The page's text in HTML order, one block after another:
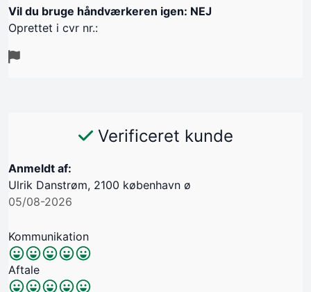
Vil du bruge håndværkeren igen: NEJ
Oprettet i cvr nr.:
Verificeret kunde
Anmeldt af:
Ulrik Danstrøm, 2100 københavn ø
05/08-2026
Kommunikation
Aftale